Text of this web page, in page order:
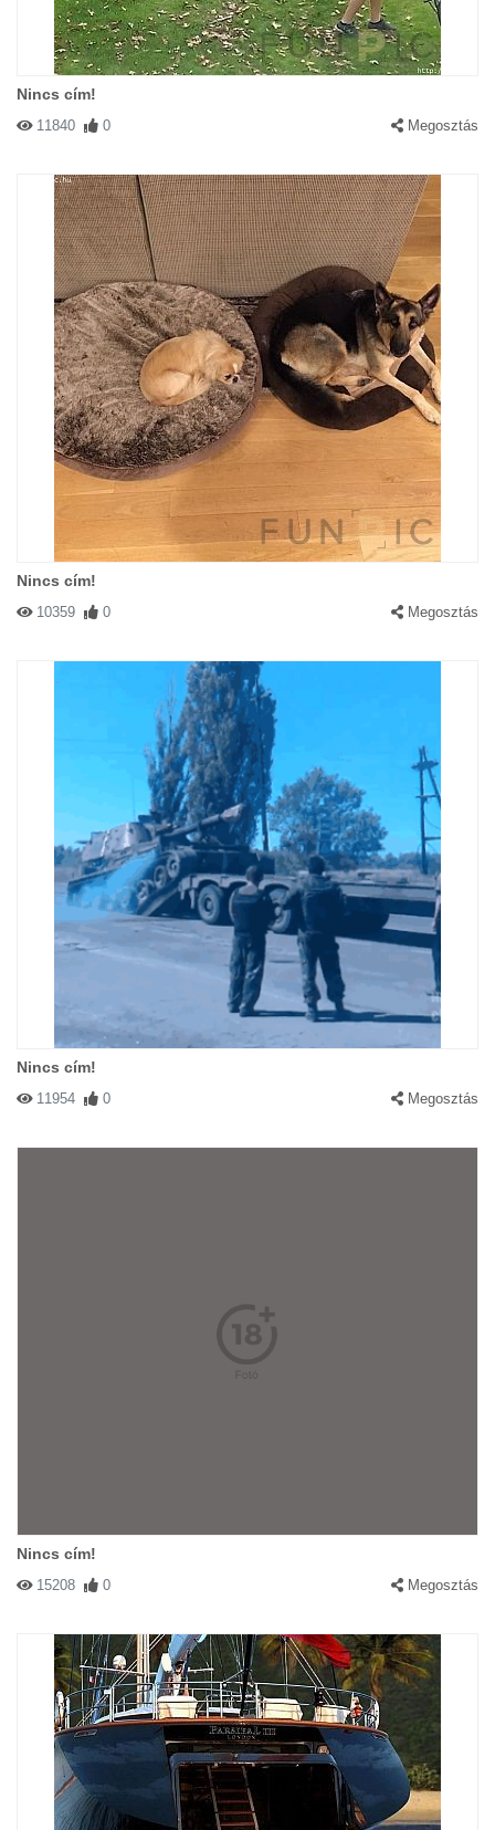
Nincs cím!
11840 0 Megosztás
Nincs cím!
10359 0 Megosztás
Nincs cím!
11954 0 Megosztás
Nincs cím!
15208 0 Megosztás